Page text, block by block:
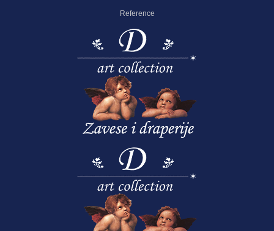
Reference